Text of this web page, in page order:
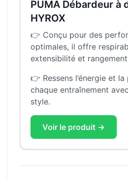
PUMA Débardeur à
HYROX
👉 Conçu pour des
optimales, il offre
extensibilité et
👉 Ressens l’énergie et
chaque entraînement
style.
Voir le produit →